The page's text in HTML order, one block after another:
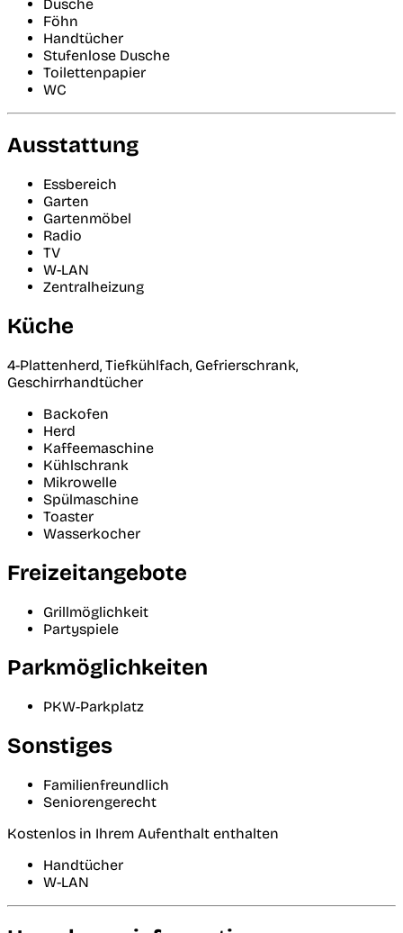
Dusche
Föhn
Handtücher
Stufenlose Dusche
Toilettenpapier
WC
Ausstattung
Essbereich
Garten
Gartenmöbel
Radio
TV
W-LAN
Zentralheizung
Küche
4-Plattenherd, Tiefkühlfach, Gefrierschrank,
Geschirrhandtücher
Backofen
Herd
Kaffeemaschine
Kühlschrank
Mikrowelle
Spülmaschine
Toaster
Wasserkocher
Freizeitangebote
Grillmöglichkeit
Partyspiele
Parkmöglichkeiten
PKW-Parkplatz
Sonstiges
Familienfreundlich
Seniorengerecht
Kostenlos in Ihrem Aufenthalt enthalten
Handtücher
W-LAN